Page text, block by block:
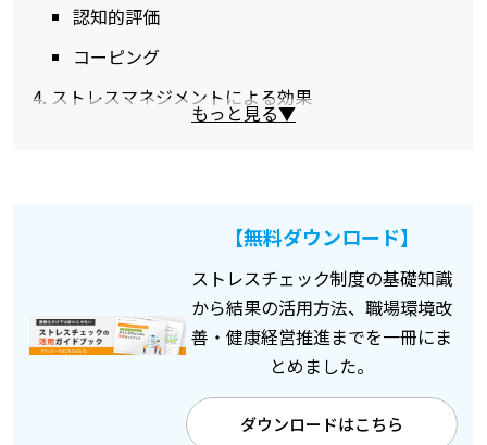
認知的評価
コーピング
ストレスマネジメントによる効果
もっと見る▼
【無料ダウンロード】
ストレスチェック制度の基礎知識
から結果の活用方法、職場環境改
善・健康経営推進までを一冊にま
とめました。
ダウンロードはこちら